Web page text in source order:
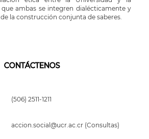
ambas se integren dialécticamente y
la construcción conjunta de saberes.
CONTÁCTENOS
(506) 2511-1211
accion.social@ucr.ac.cr (Consultas)